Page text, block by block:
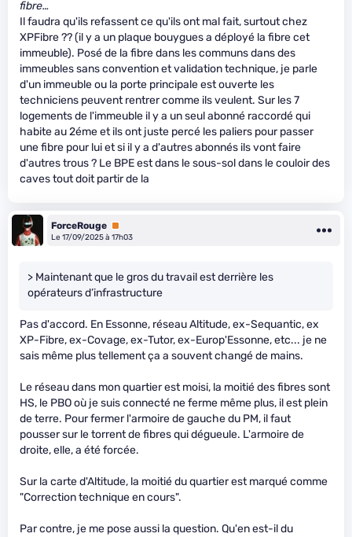
fibre…
Il faudra qu'ils refassent ce qu'ils ont mal fait, surtout chez
XPFibre ?? (il y a un plaque bouygues a déployé la fibre cet
immeuble). Posé de la fibre dans les communs dans des
immeubles sans convention et validation technique, je parle
d'un immeuble ou la porte principale est ouverte les
techniciens peuvent rentrer comme ils veulent. Sur les 7
logements de l'immeuble il y a un seul abonné raccordé qui
habite au 2éme et ils ont juste percé les paliers pour passer
une fibre pour lui et si il y a d'autres abonnés ils vont faire
d'autres trous ? Le BPE est dans le sous-sol dans le couloir des
caves tout doit partir de la
ForceRouge Premium
Le 17/09/2025 à 17h03
> Maintenant que le gros du travail est derrière les
opérateurs d’infrastructure
Pas d'accord. En Essonne, réseau Altitude, ex-Sequantic, ex
XP-Fibre, ex-Covage, ex-Tutor, ex-Europ'Essonne, etc... je ne
sais même plus tellement ça a souvent changé de mains.
Le réseau dans mon quartier est moisi, la moitié des fibres sont
HS, le PBO où je suis connecté ne ferme même plus, il est plein
de terre. Pour fermer l'armoire de gauche du PM, il faut
pousser sur le torrent de fibres qui dégueule. L'armoire de
droite, elle, a été forcée.
Sur la carte d'Altitude, la moitié du quartier est marqué comme
"Correction technique en cours".
Par contre, je me pose aussi la question. Qu'en est-il du